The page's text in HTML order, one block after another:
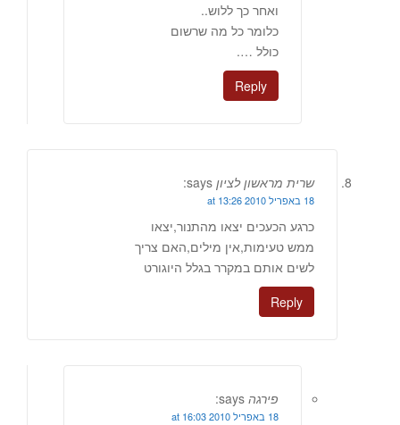
ואחר כך ללוש..
כלומר כל מה שרשום
כולל ….
Reply
שרית מראשון לציון says:
18 באפריל 2010 at 13:26
כרגע הכעכים יצאו מהתנור,יצאו
ממש טעימות,אין מילים,האם צריך
לשים אותם במקרר בגלל היוגורט
Reply
פירגה says:
18 באפריל 2010 at 16:03